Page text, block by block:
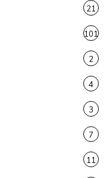
21
101
2
4
3
7
11